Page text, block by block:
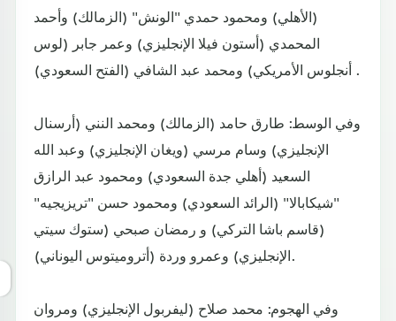
(الأهلي) ومحمود حمدي "الونش" (الزمالك) وأحمد
المحمدي (أستون فيلا الإنجليزي) وعمر جابر (لوس
أنجلوس الأمريكي) ومحمد عبد الشافي (الفتح السعودي) .
وفي الوسط: طارق حامد (الزمالك) ومحمد النني (أرسنال
الإنجليزي) وسام مرسي (ويغان الإنجليزي) وعبد الله
السعيد (أهلي جدة السعودي) ومحمود عبد الرازق
"شيكابالا" (الرائد السعودي) ومحمود حسن "تريزيجيه"
(قاسم باشا التركي) و رمضان صبحي (ستوك سيتي
الإنجليزي) وعمرو وردة (أتروميتوس اليوناني).
وفي الهجوم: محمد صلاح (ليفربول الإنجليزي) ومروان